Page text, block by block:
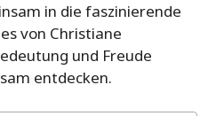
in die faszinierende
von Christiane
und Freude
entdecken.